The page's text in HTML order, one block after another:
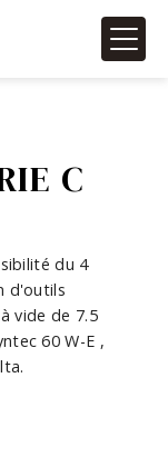
C
du 4
d'outils
vide de 7.5
60 W-E ,